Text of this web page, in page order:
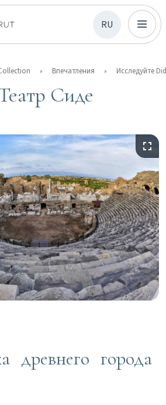
RU
Впечатления Исследуйте
Сиде
древнего города